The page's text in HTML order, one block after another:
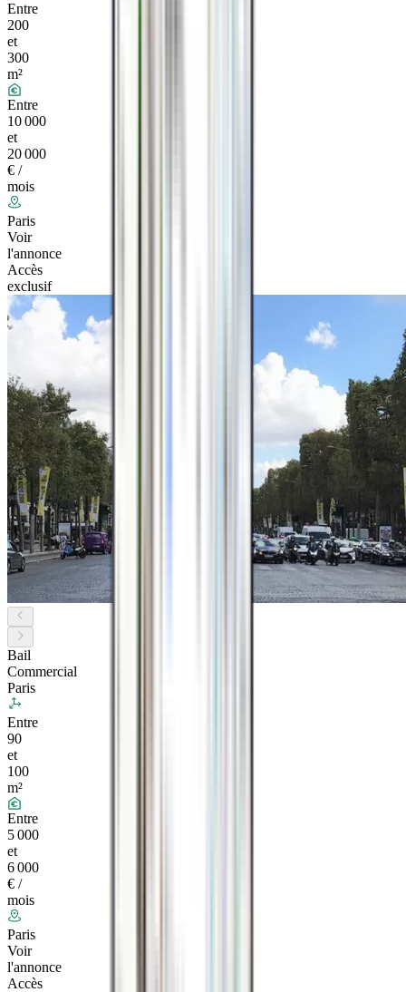
Entre
200
et
300
m²
Entre
10 000
et
20 000
€ /
mois
Paris
Voir
l'annonce
Accès
exclusif
Bail
Commercial
Paris
Entre
90
et
100
m²
Entre
5 000
et
6 000
€ /
mois
Paris
Voir
l'annonce
Accès